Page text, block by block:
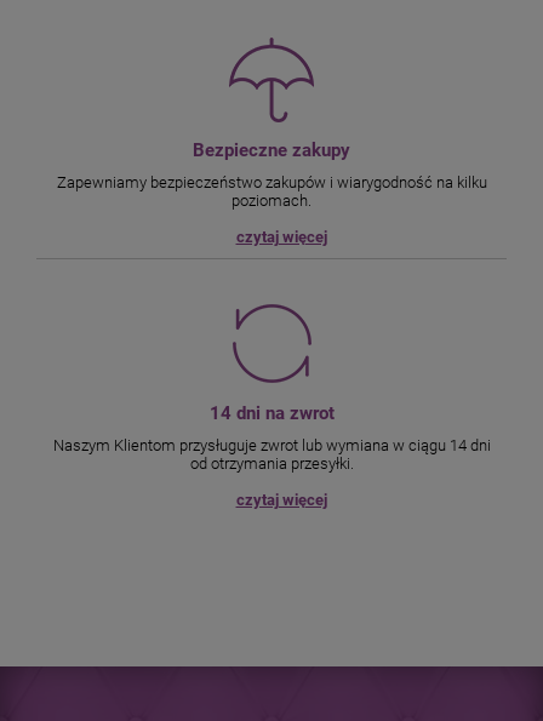
Bezpieczne zakupy
Zapewniamy bezpieczeństwo zakupów i wiarygodność na kilku
poziomach.
czytaj więcej
14 dni na zwrot
Naszym Klientom przysługuje zwrot lub wymiana w ciągu 14 dni
od otrzymania przesyłki.
czytaj więcej